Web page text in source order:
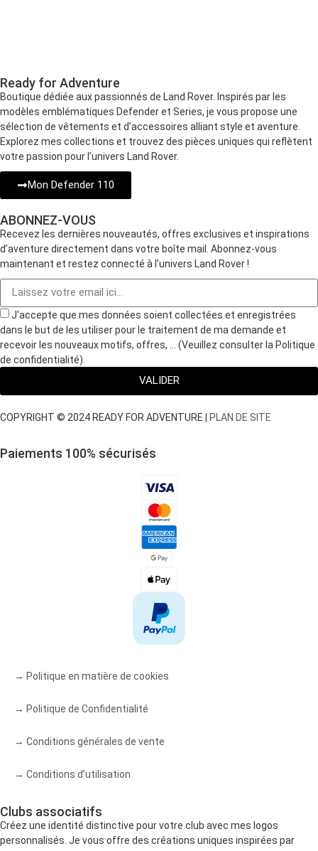
Ready for Adventure
Boutique dédiée aux passionnés de Land Rover. Inspirés par les
modèles emblématiques Defender et Series, je vous propose une
sélection de vêtements et d’accessoires alliant style et aventure.
Explorez mes collections et trouvez des pièces uniques qui reflètent
votre passion pour l’univers Land Rover.
Mon Defender 110
ABONNEZ-VOUS
Recevez les dernières nouveautés, offres exclusives et inspirations
d’aventure directement dans votre boîte mail. Abonnez-vous
maintenant et restez connecté à l’univers Land Rover !
J'accepte que mes données soient collectées et enregistrées
dans le but de les utiliser pour le traitement de ma demande et
recevoir les nouveaux motifs, offres, … (Veuillez consulter la Politique
de confidentialité).
VALIDER
COPYRIGHT © 2024 READY FOR ADVENTURE | PLAN DE SITE
Paiements 100% sécurisés
→ Politique en matière de cookies
→ Politique de Confidentialité
→ Conditions générales de vente
→ Conditions d’utilisation
Clubs associatifs
Créez une identité distinctive pour votre club avec mes logos
personnalisés. Je vous offre des créations uniques inspirées par